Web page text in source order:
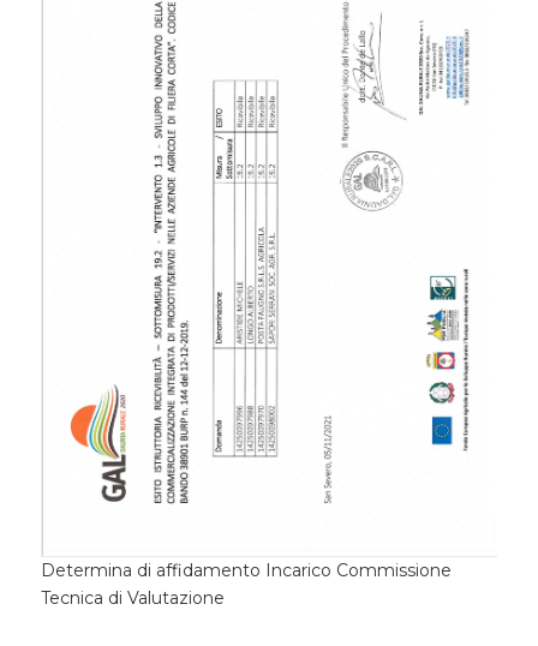
Determina di affidamento Incarico Commissione
Tecnica di Valutazione